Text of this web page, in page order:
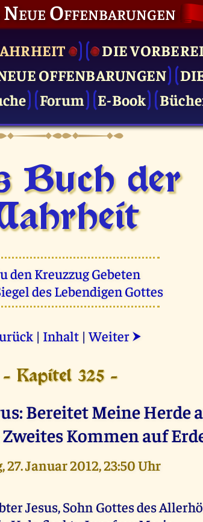
Offenbarungen
DIE
OFFENBARUNGEN
Forum E-Book
Buch der
den Kreuzzug Gebeten
des Lebendigen Gottes
| Inhalt |Weiter ⮞
- Kapitel 325 -
Bereitet Meine Herde
Kommen auf
27. Januar 2012, 23:50 Uhr
Jesus, Sohn Gottes des